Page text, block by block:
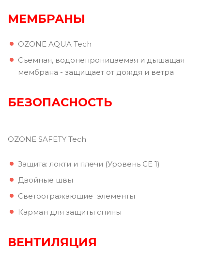
МЕМБРАНЫ
OZONE AQUA Tech
Съемная, водонепроницаемая и дышащая
мембрана - защищает от дождя и ветра
БЕЗОПАСНОСТЬ
OZONE SAFETY Tech
Защита: локти и плечи (Уровень CE 1)
Двойные швы
Светоотражающие элементы
Карман для защиты спины
ВЕНТИЛЯЦИЯ